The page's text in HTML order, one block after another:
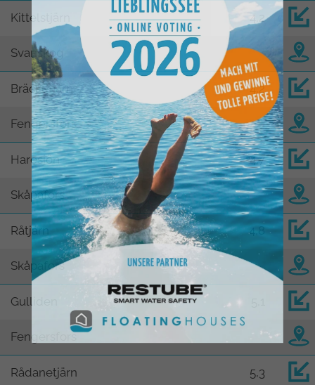
Kittelstjärn 4,2
Svanskog
Bräcketjärn 4,2
Fengersfors
Haresjön 4,7
Skåpafors
Råtjärn 4,8
Skåpafors
Gulliden
Fengersfors
Rådanetjärn 5,3